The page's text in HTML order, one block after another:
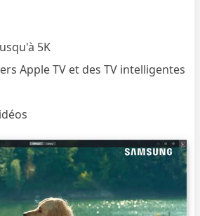
5K
Apple TV et des TV intelligentes